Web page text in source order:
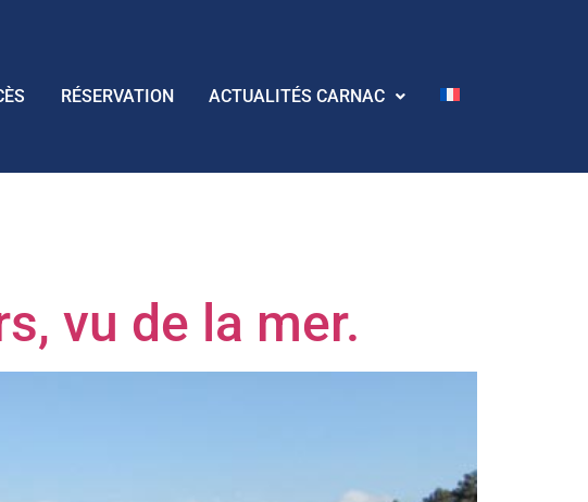
RÉSERVATION ACTUALITÉS CARNAC
vu de la mer.